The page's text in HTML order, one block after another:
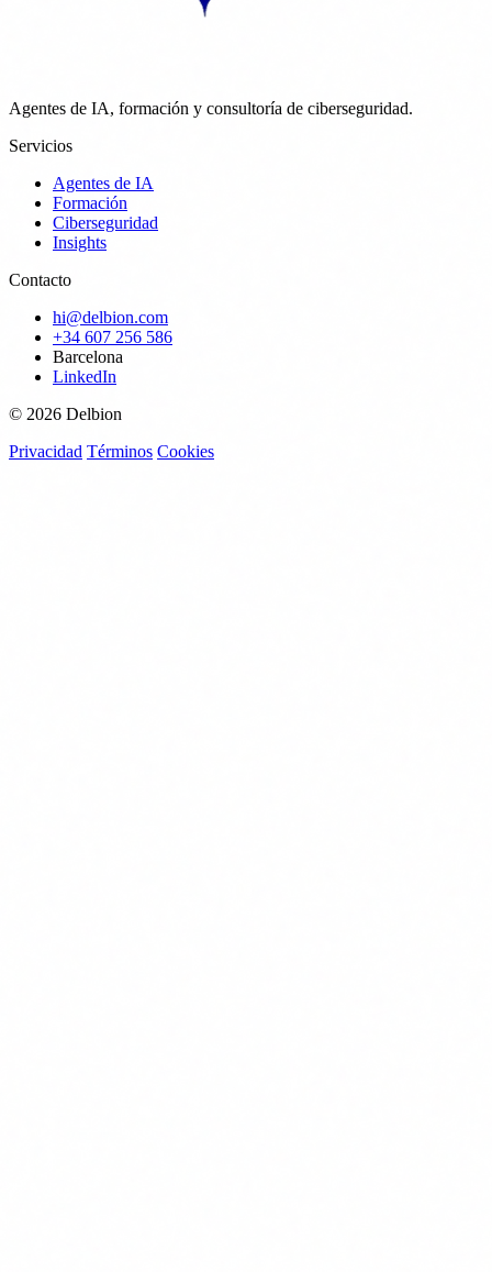
Agentes de IA, formación y consultoría de ciberseguridad.
Servicios
Agentes de IA
Formación
Ciberseguridad
Insights
Contacto
hi@delbion.com
+34 607 256 586
Barcelona
LinkedIn
© 2026 Delbion
Privacidad Términos Cookies